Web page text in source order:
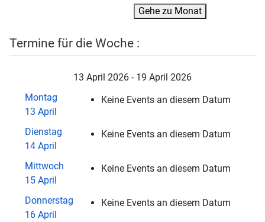
Gehe zu Monat
Termine für die Woche :
13 April 2026 - 19 April 2026
Montag
13 April
Keine Events an diesem Datum
Dienstag
14 April
Keine Events an diesem Datum
Mittwoch
15 April
Keine Events an diesem Datum
Donnerstag
16 April
Keine Events an diesem Datum